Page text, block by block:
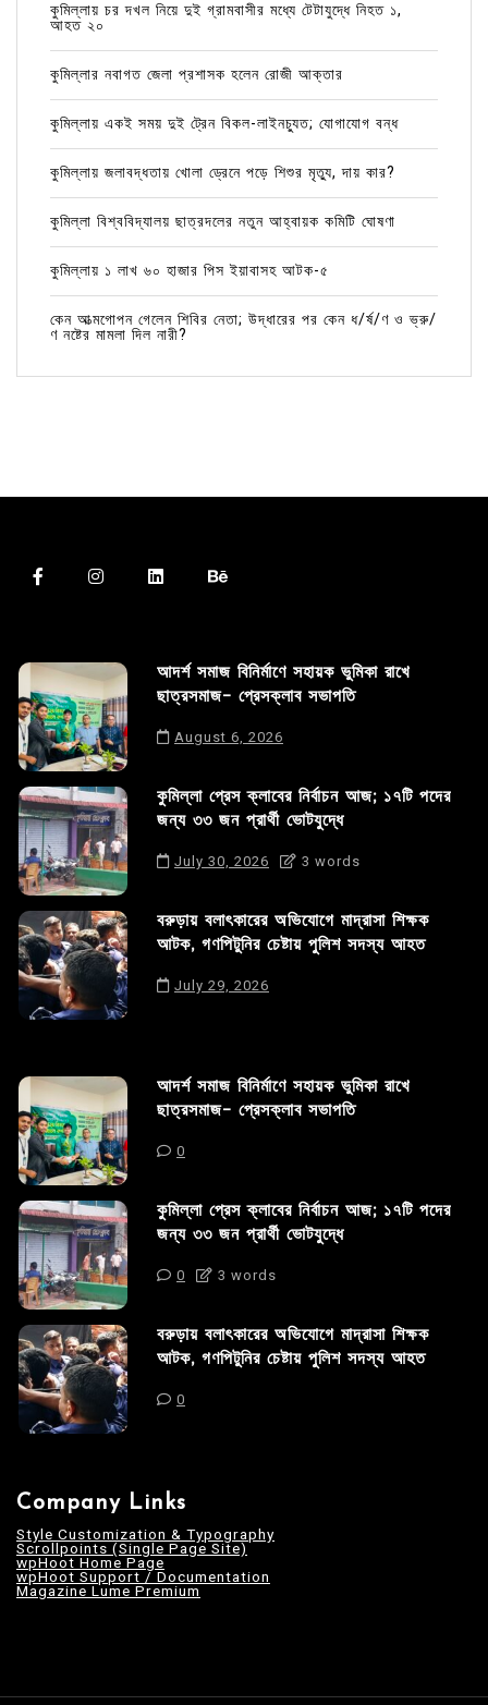
কুমিল্লায় চর দখল নিয়ে দুই গ্রামবাসীর মধ্যে টেটাযুদ্ধে নিহত ১,
আহত ২০
কুমিল্লার নবাগত জেলা প্রশাসক হলেন রোজী আক্তার
কুমিল্লায় একই সময় দুই ট্রেন বিকল-লাইনচ্যুত; যোগাযোগ বন্ধ
কুমিল্লায় জলাবদ্ধতায় খোলা ড্রেনে পড়ে শিশুর মৃত্যু, দায় কার?
কুমিল্লা বিশ্ববিদ্যালয় ছাত্রদলের নতুন আহ্বায়ক কমিটি ঘোষণা
কুমিল্লায় ১ লাখ ৬০ হাজার পিস ইয়াবাসহ আটক-৫
কেন আত্মগোপন গেলেন শিবির নেতা; উদ্ধারের পর কেন ধ/র্ষ/ণ ও ভ্রু/
ণ নষ্টের মামলা দিল নারী?
আদর্শ সমাজ বিনির্মাণে সহায়ক ভুমিকা রাখে
ছাত্রসমাজ- প্রেসক্লাব সভাপতি
August 6, 2026
কুমিল্লা প্রেস ক্লাবের নির্বাচন আজ; ১৭টি পদের
জন্য ৩৩ জন প্রার্থী ভোটযুদ্ধে
July 30, 2026 3 words
বরুড়ায় বলাৎকারের অভিযোগে মাদ্রাসা শিক্ষক
আটক, গণপিটুনির চেষ্টায় পুলিশ সদস্য আহত
July 29, 2026
আদর্শ সমাজ বিনির্মাণে সহায়ক ভুমিকা রাখে
ছাত্রসমাজ- প্রেসক্লাব সভাপতি
0
কুমিল্লা প্রেস ক্লাবের নির্বাচন আজ; ১৭টি পদের
জন্য ৩৩ জন প্রার্থী ভোটযুদ্ধে
0 3 words
বরুড়ায় বলাৎকারের অভিযোগে মাদ্রাসা শিক্ষক
আটক, গণপিটুনির চেষ্টায় পুলিশ সদস্য আহত
0
Company Links
Style Customization & Typography
Scrollpoints (Single Page Site)
wpHoot Home Page
wpHoot Support / Documentation
Magazine Lume Premium